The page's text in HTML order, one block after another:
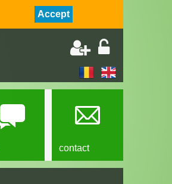
Accept
contact